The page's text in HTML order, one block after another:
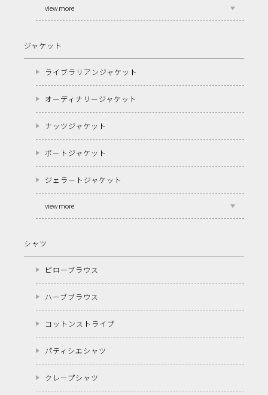
view more
ジャケット
ライブラリアンジャケット
オーディナリージャケット
ナッツジャケット
ポートジャケット
ジェラートジャケット
view more
シャツ
ピローブラウス
ハーブブラウス
コットンストライプ
パティシエシャツ
クレープシャツ